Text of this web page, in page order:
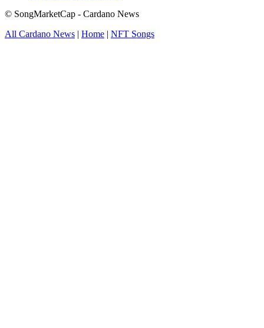
© SongMarketCap - Cardano News
All Cardano News | Home | NFT Songs